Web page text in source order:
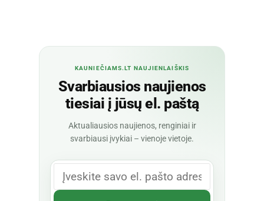
KAUNIEČIAMS.LT NAUJIENLAIŠKIS
Svarbiausios naujienos
tiesiai į jūsų el. paštą
Aktualiausios naujienos, renginiai ir
svarbiausi įvykiai – vienoje vietoje.